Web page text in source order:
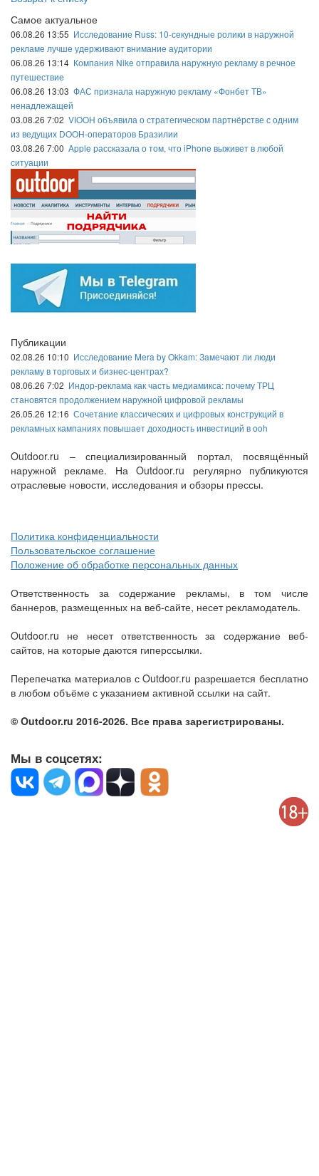
Самое актуальное
06.08.26 13:55 Исследование Russ: 10-секундные ролики в наружной
рекламе лучше удерживают внимание аудитории
06.08.26 13:14 Компания Nike отправила наружную рекламу в речное
путешествие
06.08.26 13:03 ФАС признала наружную рекламу «Фонбет ТВ»
ненадлежащей
03.08.26 7:02 VIOOH объявила о стратегическом партнёрстве с одним
из ведущих DOOH-операторов Бразилии
03.08.26 7:00 Apple рассказала о том, что iPhone выживет в любой
ситуации
Публикации
02.08.26 10:10 Исследование Mera by Okkam: Замечают ли люди
рекламу в торговых и бизнес-центрах?
08.06.26 7:02 Индор-реклама как часть медиамикса: почему ТРЦ
становятся продолжением наружной цифровой рекламы
26.05.26 12:16 Сочетание классических и цифровых конструкций в
рекламных кампаниях повышает доходность инвестиций в ooh
Outdoor.ru – специализированный портал, посвящённый
наружной рекламе. На Outdoor.ru регулярно публикуются
отраслевые новости, исследования и обзоры прессы.
Политика конфиденциальности
Пользовательское соглашение
Положение об обработке персональных данных
Ответственность за содержание рекламы, в том числе
баннеров, размещенных на веб-сайте, несет рекламодатель.
Outdoor.ru не несет ответственность за содержание веб-
сайтов, на которые даются гиперссылки.
Перепечатка материалов с Outdoor.ru разрешается бесплатно
в любом объёме с указанием активной ссылки на сайт.
© Outdoor.ru 2016-2026. Все права зарегистрированы.
Мы в соцсетях: